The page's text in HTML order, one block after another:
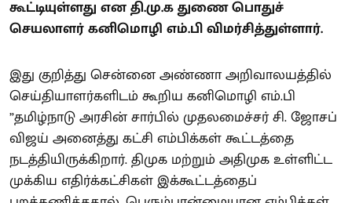
கூட்டியுள்ளது என தி.மு.க துணை பொதுச்
செயலாளர் கனிமொழி எம்.பி விமர்சித்துள்ளார்.
இது குறித்து சென்னை அண்ணா அறிவாலயத்தில்
செய்தியாளர்களிடம் கூறிய கனிமொழி எம்.பி
”தமிழ்நாடு அரசின் சார்பில் முதலமைச்சர் சி. ஜோசப்
விஜய் அனைத்து கட்சி எம்பிக்கள் கூட்டத்தை
நடத்தியிருக்கிறார். திமுக மற்றும் அதிமுக உள்ளிட்ட
முக்கிய எதிர்க்கட்சிகள் இக்கூட்டத்தைப்